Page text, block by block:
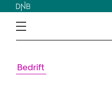
Bedrift